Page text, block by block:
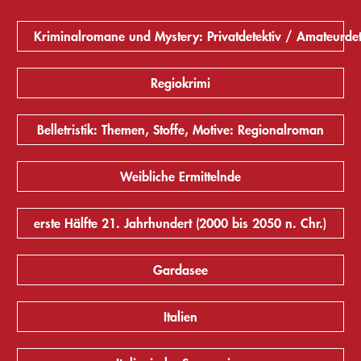
Kriminalromane und Mystery: Privatdetektiv /
Regiokrimi
Belletristik: Themen, Stoffe, Motive: Regionalroman
Weibliche Ermittelnde
erste Hälfte 21. Jahrhundert (2000 bis 2050 n. Chr.)
Gardasee
Italien